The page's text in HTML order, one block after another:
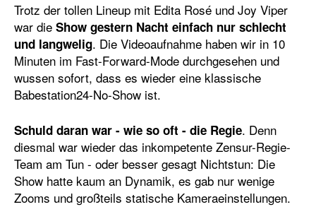
Trotz der tollen Lineup mit Edita Rosé und Joy Viper
war die Show gestern Nacht einfach nur schlecht
und langwelig. Die Videoaufnahme haben wir in 10
Minuten im Fast-Forward-Mode durchgesehen und
wussen sofort, dass es wieder eine klassische
Babestation24-No-Show ist.
Schuld daran war - wie so oft - die Regie. Denn
diesmal war wieder das inkompetente Zensur-Regie-
Team am Tun - oder besser gesagt Nichtstun: Die
Show hatte kaum an Dynamik, es gab nur wenige
Zooms und großteils statische Kameraeinstellungen.